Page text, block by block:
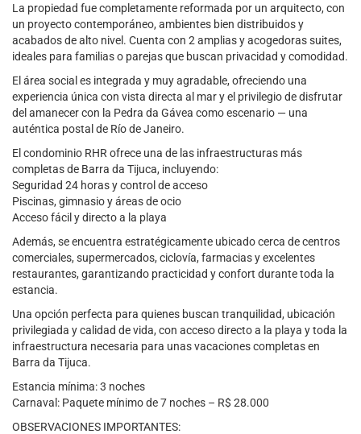
La propiedad fue completamente reformada por un arquitecto, con
un proyecto contemporáneo, ambientes bien distribuidos y
acabados de alto nivel. Cuenta con 2 amplias y acogedoras suites,
ideales para familias o parejas que buscan privacidad y comodidad.
El área social es integrada y muy agradable, ofreciendo una
experiencia única con vista directa al mar y el privilegio de disfrutar
del amanecer con la Pedra da Gávea como escenario — una
auténtica postal de Río de Janeiro.
El condominio RHR ofrece una de las infraestructuras más
completas de Barra da Tijuca, incluyendo:
Seguridad 24 horas y control de acceso
Piscinas, gimnasio y áreas de ocio
Acceso fácil y directo a la playa
Además, se encuentra estratégicamente ubicado cerca de centros
comerciales, supermercados, ciclovía, farmacias y excelentes
restaurantes, garantizando practicidad y confort durante toda la
estancia.
Una opción perfecta para quienes buscan tranquilidad, ubicación
privilegiada y calidad de vida, con acceso directo a la playa y toda la
infraestructura necesaria para unas vacaciones completas en
Barra da Tijuca.
Estancia mínima: 3 noches
Carnaval: Paquete mínimo de 7 noches – R$ 28.000
OBSERVACIONES IMPORTANTES: